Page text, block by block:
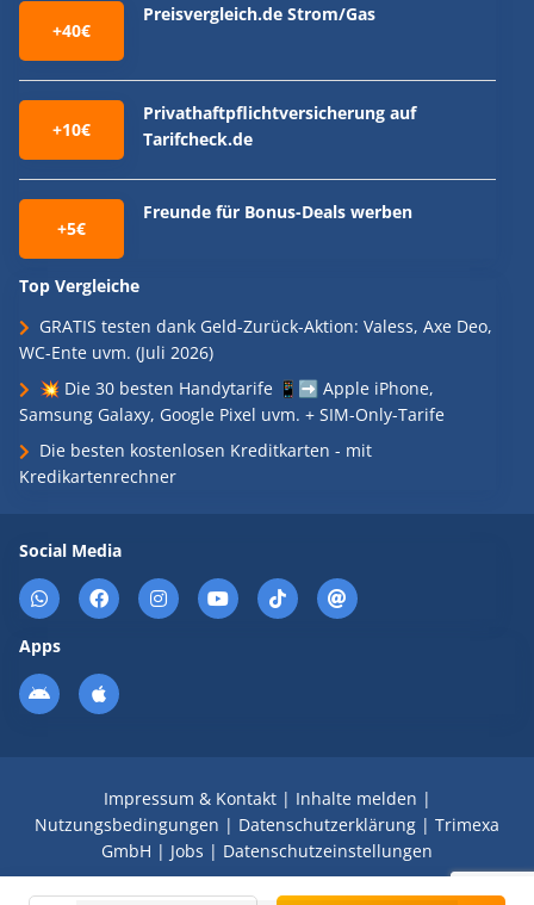
+40€
Preisvergleich.de Strom/Gas
+10€
Privathaftpflichtversicherung auf
Tarifcheck.de
+5€
Freunde für Bonus-Deals werben
Top Vergleiche
GRATIS testen dank Geld-Zurück-Aktion: Valess, Axe Deo,
WC-Ente uvm. (Juli 2026)
💥 Die 30 besten Handytarife 📱➡️ Apple iPhone,
Samsung Galaxy, Google Pixel uvm. + SIM-Only-Tarife
Die besten kostenlosen Kreditkarten - mit
Kredikartenrechner
Social Media
Apps
Impressum & Kontakt| Inhalte melden |
Nutzungsbedingungen | Datenschutzerklärung | Trimexa
GmbH | Jobs | Datenschutzeinstellungen
© 2008 - 2026 Schnäppchen Blog mit Doktortitel -